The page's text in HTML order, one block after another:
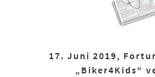
17. Juni 2019,
„Biker4Kids“